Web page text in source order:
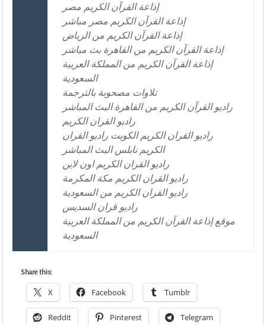
إذاعة القرآن الكريم مصر
إذاعة القرآن الكريم مصر مباشر
إذاعة القرآن الكريم من الرياض
إذاعة القرآن الكريم من القاهرة بث مباشر
إذاعة القرآن الكريم من المملكة العربية
السعودية
تلاوات مصحوبة بالترجمة
راديو القرآن الكريم من القاهرة البث المباشر
راديو القران الكريم
راديو القران الكريم الكويت راديو القران
الكريم نابلس البث المباشر
راديو القران الكريم اون لاين
راديو القران الكريم مكة المكرمة
راديو القران الكريم من السعودية
راديو قران السديس
موقع إذاعة القرآن الكريم من المملكة العربية
السعودية
Share this:
X Facebook Tumblr
Reddit Pinterest Telegram